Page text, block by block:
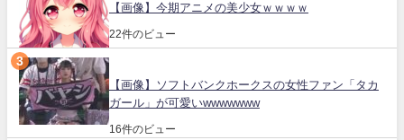
【画像】今期アニメの美少女ｗｗｗｗ
22件のビュー
【画像】ソフトバンクホークスの女性ファン「タカ
ガール」が可愛いwwwwwww
16件のビュー